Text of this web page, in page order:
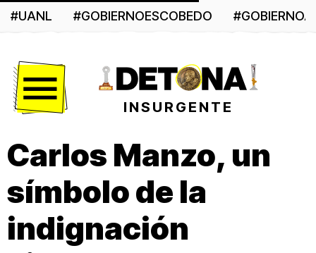
#UANL #GOBIERNOESCOBEDO
INSURGENTE
Carlos Manzo, un
símbolo de la
indignación